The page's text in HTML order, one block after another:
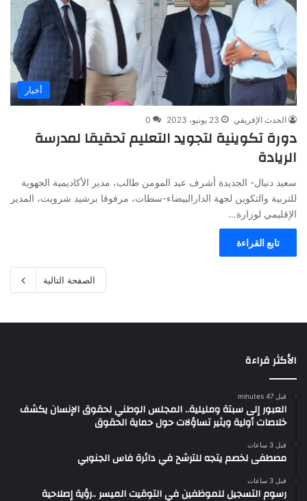
أخبار
الحدث الإفريقي 23 يونيو، 2023 0
دورة تكوينية لتجويد التعليم تحقيقا لمدرسة
الريادة
سعيد دنيال- الجديدة أشرف عبد المومن طالب، مدير الأكاديمية الجهوية
للتربية والتكوين لجهة الدارالبيضاء-سطات، مرفوقا برشيد شرويت، المدير
الإقليمي لوزارة…
تابع القراءة
الصفحة التالية
الأكثر قراءة
قبل 47 minutes
العبور إلى سبتة ومليلية.. المجلس الوطني لحقوق الإنسان يكشف
خلاصات أولية ويثير تساؤلات حول حماية الحقوق
قبل 3 ساعات
مصطفى لخصم يتجه للترشح في دائرة فاس الجنوبي
قبل 3 ساعات
رسوم التسجيل للموظفين في التوقيت الميسر ..رؤية إصلاحية